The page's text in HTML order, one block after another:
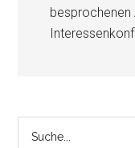
besprochenen